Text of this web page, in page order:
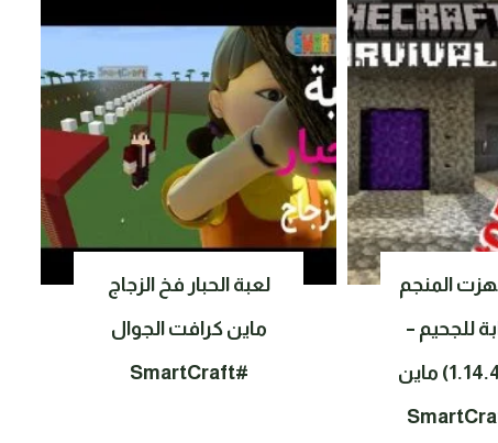
#5 جهزت المنجم
للجحيم –
سرفايفل (1.14.4) ماين
لعبة الحبار فخ الزجاج
ماين كرافت الجوال
#SmartCraft